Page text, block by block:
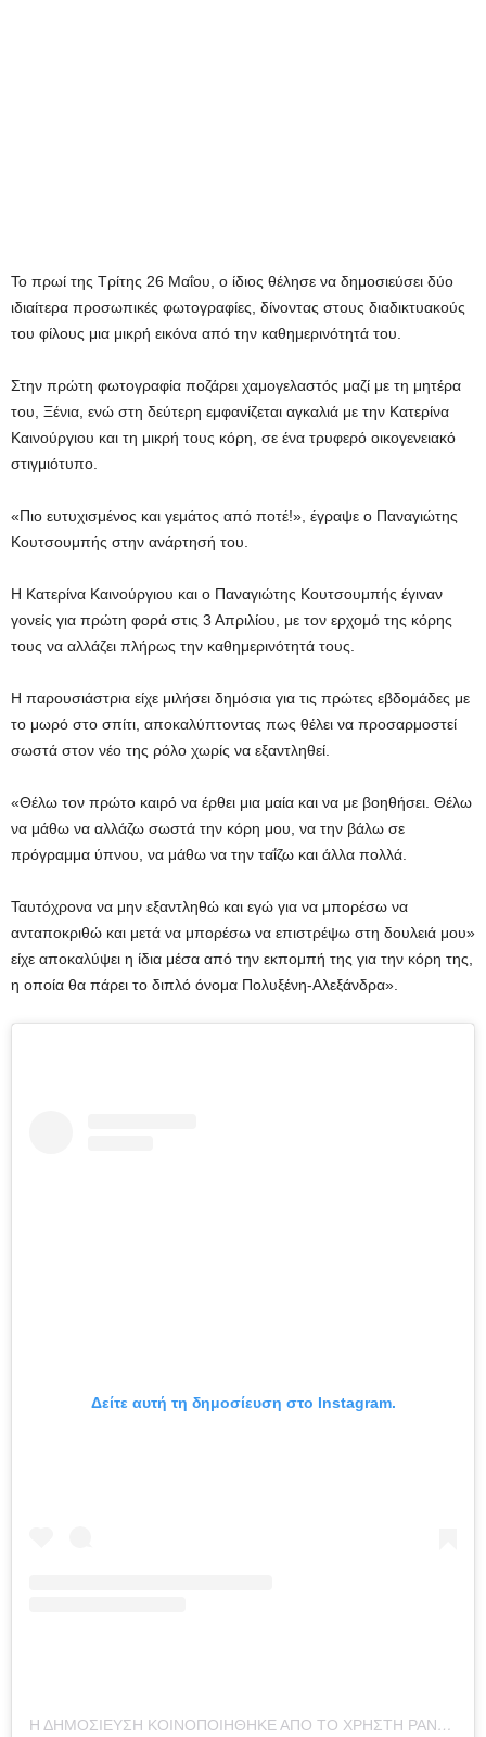
Το πρωί της Τρίτης 26 Μαΐου, ο ίδιος θέλησε να δημοσιεύσει δύο
ιδιαίτερα προσωπικές φωτογραφίες, δίνοντας στους διαδικτυακούς
του φίλους μια μικρή εικόνα από την καθημερινότητά του.
Στην πρώτη φωτογραφία ποζάρει χαμογελαστός μαζί με τη μητέρα
του, Ξένια, ενώ στη δεύτερη εμφανίζεται αγκαλιά με την Κατερίνα
Καινούργιου και τη μικρή τους κόρη, σε ένα τρυφερό οικογενειακό
στιγμιότυπο.
«Πιο ευτυχισμένος και γεμάτος από ποτέ!», έγραψε ο Παναγιώτης
Κουτσουμπής στην ανάρτησή του.
Η Κατερίνα Καινούργιου και ο Παναγιώτης Κουτσουμπής έγιναν
γονείς για πρώτη φορά στις 3 Απριλίου, με τον ερχομό της κόρης
τους να αλλάζει πλήρως την καθημερινότητά τους.
Η παρουσιάστρια είχε μιλήσει δημόσια για τις πρώτες εβδομάδες με
το μωρό στο σπίτι, αποκαλύπτοντας πως θέλει να προσαρμοστεί
σωστά στον νέο της ρόλο χωρίς να εξαντληθεί.
«Θέλω τον πρώτο καιρό να έρθει μια μαία και να με βοηθήσει. Θέλω
να μάθω να αλλάζω σωστά την κόρη μου, να την βάλω σε
πρόγραμμα ύπνου, να μάθω να την ταΐζω και άλλα πολλά.
Ταυτόχρονα να μην εξαντληθώ και εγώ για να μπορέσω να
ανταποκριθώ και μετά να μπορέσω να επιστρέψω στη δουλειά μου»
είχε αποκαλύψει η ίδια μέσα από την εκπομπή της για την κόρη της,
η οποία θα πάρει το διπλό όνομα Πολυξένη-Αλεξάνδρα».
Δείτε αυτή τη δημοσίευση στο Instagram.
Η ΔΗΜΟΣΊΕΥΣΗ ΚΟΙΝΟΠΟΙΉΘΗΚΕ ΑΠΌ ΤΟ ΧΡΉΣΤΗ PANAGIOTIS KOUTSOUBIS (@PANKOUTS)